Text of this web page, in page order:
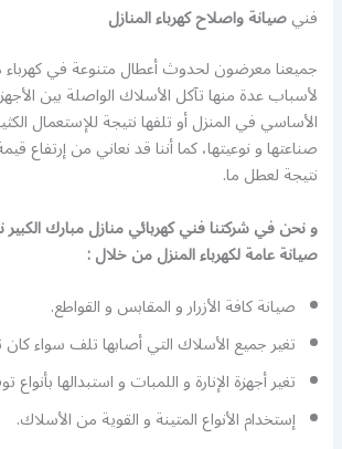
فنيصيانة واصلاح كهرباء المنازل
جميعنا معرضون لحدوث أعطال متنوعة في كهرباء
لأسباب عدة منها تآكل الأسلاك الواصلة بين
الأساسي في المنزل أو تلفها نتيجة للإستعمال
صناعتها و نوعيتها، كما أننا قد نعاني من إرتفاع
نتيجة لعطل ما.
و نحن في شركتنا فني كهربائي منازل مبارك
صيانة عامة لكهرباء المنزل من خلال :
صيانة كافة الأزرار و المقابس و القواطع.
تغير جميع الأسلاك التي أصابها تلف سواء
تغير أجهزة الإنارة و اللمبات و استبدالها بأنواع
إستخدام الأنواع المتينة و القوية من الأسلاك.